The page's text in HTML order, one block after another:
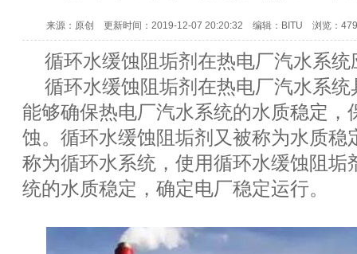
来源：原创 更新时间：2019-12-07 20:20:32 编辑：BITU 浏览：
循环水缓蚀阻垢剂在热电厂汽水系统
循环水缓蚀阻垢剂在热电厂汽水系
能够确保热电厂汽水系统的水质稳定，
蚀。循环水缓蚀阻垢剂又被称为水质稳
称为循环水系统，使用循环水缓蚀阻垢
统的水质稳定，确定电厂稳定运行。